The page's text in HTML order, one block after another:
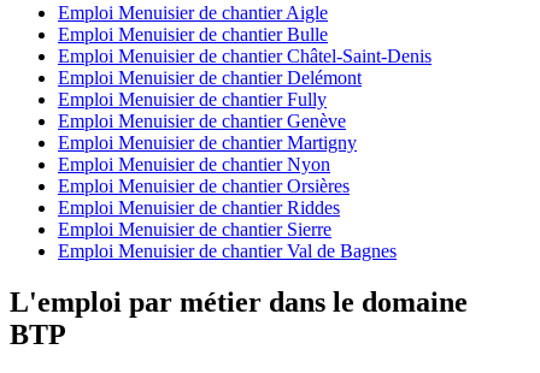
Emploi Menuisier de chantier Aigle
Emploi Menuisier de chantier Bulle
Emploi Menuisier de chantier Châtel-Saint-Denis
Emploi Menuisier de chantier Delémont
Emploi Menuisier de chantier Fully
Emploi Menuisier de chantier Genève
Emploi Menuisier de chantier Martigny
Emploi Menuisier de chantier Nyon
Emploi Menuisier de chantier Orsières
Emploi Menuisier de chantier Riddes
Emploi Menuisier de chantier Sierre
Emploi Menuisier de chantier Val de Bagnes
L'emploi par métier dans le domaine
BTP